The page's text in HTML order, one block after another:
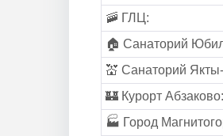
🚠 ГЛЦ:
🏠 Санаторий
💒 Санаторий
🏰 Курорт Абзаково:
🏭 Город